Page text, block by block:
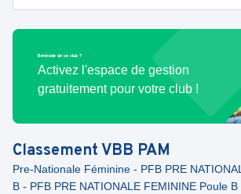
Bénévole de ce club ?
Activez l'espace de gestion
gratuitement pour votre club !
Classement VBB PAM
Pre-Nationale Féminine - PFB PRE
B - PFB PRE NATIONALE FEMININE Poule B